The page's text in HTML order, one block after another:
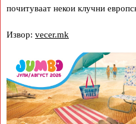
почитуваат некои клучни
Извор: vecer.mk